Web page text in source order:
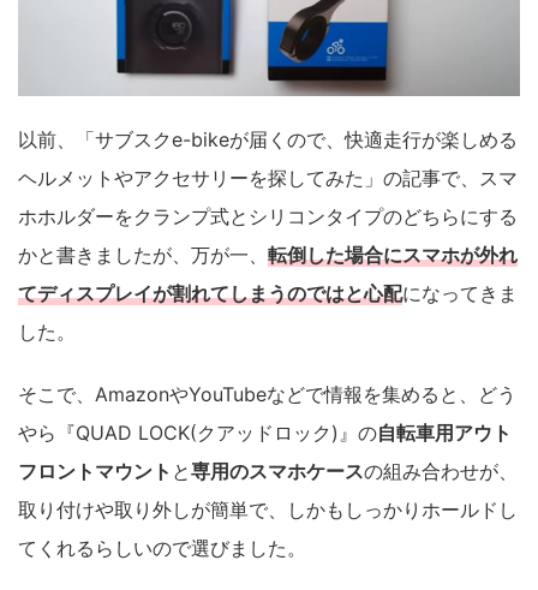
以前、「サブスクe-bikeが届くので、快適走行が楽しめる
ヘルメットやアクセサリーを探してみた」の記事で、スマ
ホホルダーをクランプ式とシリコンタイプのどちらにする
かと書きましたが、万が一、 転倒した場合にスマホが外れ
てディスプレイが割れてしまうのではと心配になってきま
した。
そこで、AmazonやYouTubeなどで情報を集めると、どう
やら『QUAD LOCK(クアッドロック)』の自転車用アウト
フロントマウント と専用のスマホケースの組み合わせが、
取り付けや取り外しが簡単で、しかもしっかりホールドし
てくれるらしいので選びました。